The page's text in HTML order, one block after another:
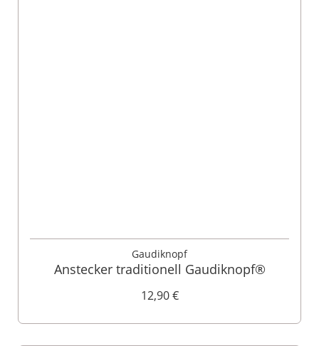
Gaudiknopf
Anstecker traditionell Gaudiknopf®
12,90 €